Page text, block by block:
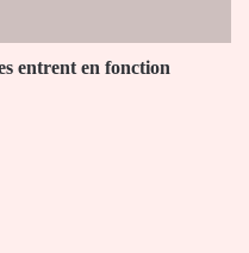
entrent en fonction